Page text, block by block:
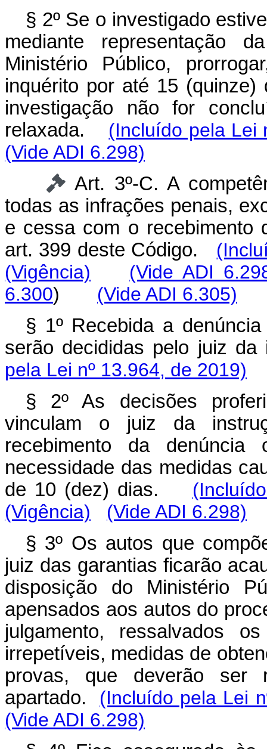
§ 2º Se o investigado
mediante representação
Ministério Público,
inquérito por até 15
investigação não for
relaxada. (Incluído pela Lei
(Vide ADI 6.298)
Art. 3º-C. A
todas as infrações penais,
e cessa com o recebimento
art. 399 deste Código.
(Vigência)
(Vide ADI
6.300) (Vide ADI 6.305)
§ 1º Recebida a
serão decididas pelo juiz
pela Lei nº 13.964, de 2019)
§ 2º As decisões
vinculam o juiz da
recebimento da
necessidade das medidas
de 10 (dez) dias.
(Vigência)
(Vide ADI 6.298)
§ 3º Os autos que
juiz das garantias ficarão
disposição do Ministério
apensados aos autos do
julgamento, ressalvados
irrepetíveis, medidas de
provas, que deverão ser
apartado. (Incluído pela Lei
(Vide ADI 6.298)